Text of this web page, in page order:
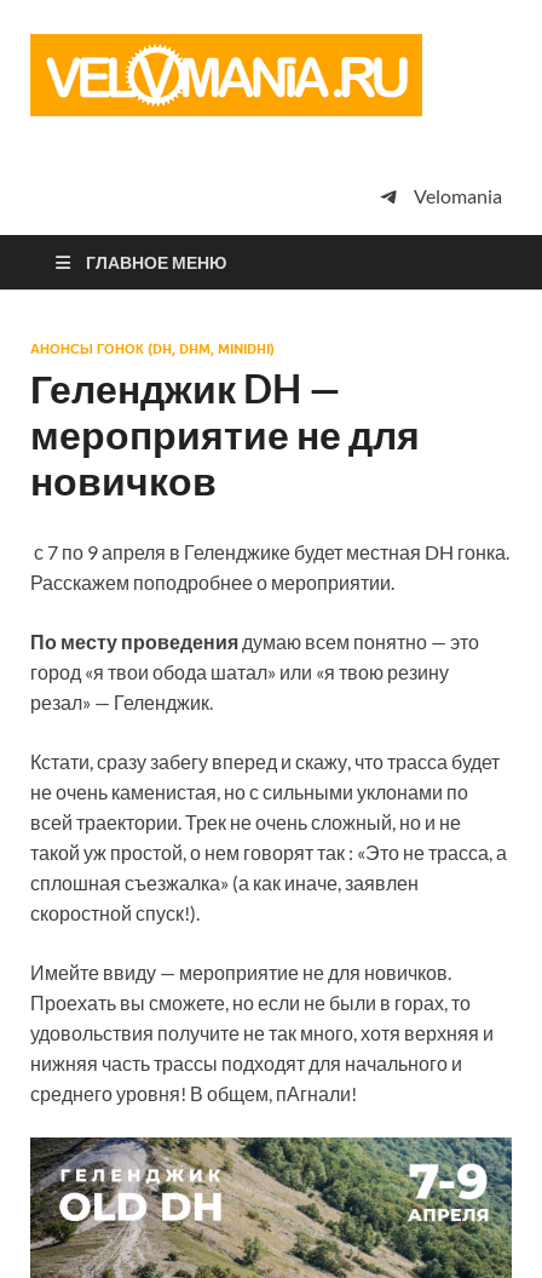
просто
Velomania
ГЛАВНОЕ МЕНЮ
АНОНСЫ ГОНОК (DH, DHM, MINIDHI)
Геленджик DH —
мероприятие не для
новичков
с 7 по 9 апреля в Геленджике будет местная DH гонка.
Расскажем поподробнее о мероприятии.
По месту проведения думаю всем понятно — это
город «я твои обода шатал» или «я твою резину
резал» — Геленджик.
Кстати, сразу забегу вперед и скажу, что трасса будет
не очень каменистая, но с сильными уклонами по
всей траектории. Трек не очень сложный, но и не
такой уж простой, о нем говорят так : «Это не трасса, а
сплошная съезжалка» (а как иначе, заявлен
скоростной спуск!).
Имейте ввиду — мероприятие не для новичков.
Проехать вы сможете, но если не были в горах, то
удовольствия получите не так много, хотя верхняя и
нижняя часть трассы подходят для начального и
среднего уровня! В общем, пАгнали!